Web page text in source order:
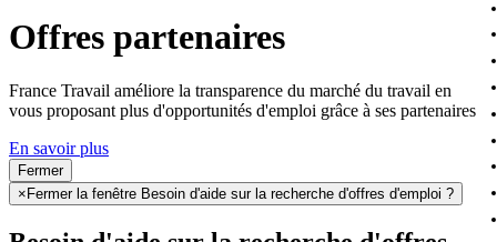
Offres partenaires
France Travail améliore la transparence du marché du travail en
vous proposant plus d'opportunités d'emploi grâce à ses partenaires
En savoir plus
Fermer
× Fermer la fenêtre Besoin d'aide sur la recherche d'offres d'emploi ?